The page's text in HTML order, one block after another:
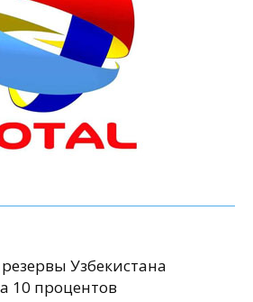
Узбекистана
10 процентов